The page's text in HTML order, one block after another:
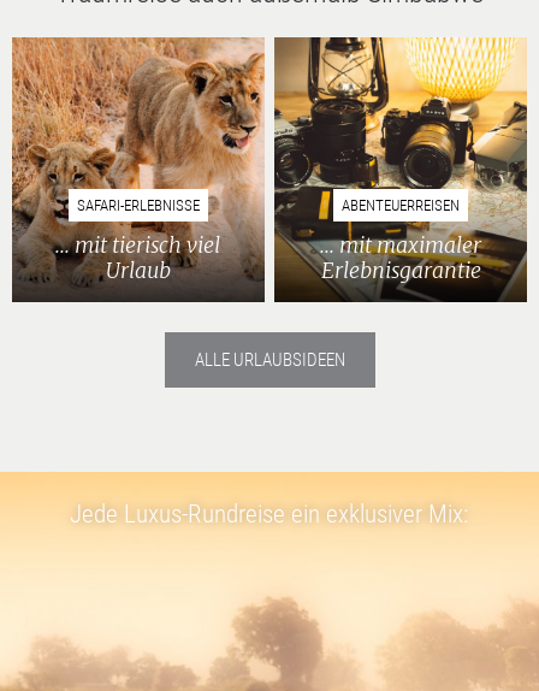
SAFARI-ERLEBNISSE
... mit tierisch viel
Urlaub
ABENTEUERREISEN
... mit maximaler
Erlebnisgarantie
ALLE URLAUBSIDEEN
Jede Luxus-Rundreise ein exklusiver Mix: